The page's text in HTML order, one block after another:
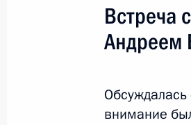
Встреча с
Встреча
Андреем
Обсуждалась
внимание